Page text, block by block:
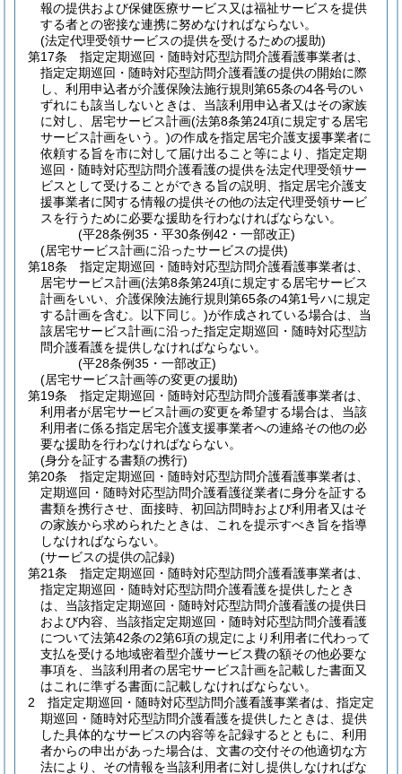
報の提供および保健医療サービス又は福祉サービスを提供
する者との密接な連携に努めなければならない。
(法定代理受領サービスの提供を受けるための援助)
第17条
指定定期巡回・随時対応型訪問介護看護事業者は、
指定定期巡回・随時対応型訪問介護看護の提供の開始に際
し、利用申込者が介護保険法施行規則第65条の4各号のい
ずれにも該当しないときは、当該利用申込者又はその家族
に対し、居宅サービス計画(法第8条第24項に規定する居宅
サービス計画をいう。)の作成を指定居宅介護支援事業者に
依頼する旨を市に対して届け出ること等により、指定定期
巡回・随時対応型訪問介護看護の提供を法定代理受領サー
ビスとして受けることができる旨の説明、指定居宅介護支
援事業者に関する情報の提供その他の法定代理受領サービ
スを行うために必要な援助を行わなければならない。
(平28条例35・平30条例42・一部改正)
(居宅サービス計画に沿ったサービスの提供)
第18条
指定定期巡回・随時対応型訪問介護看護事業者は、
居宅サービス計画(法第8条第24項に規定する居宅サービス
計画をいい、介護保険法施行規則第65条の4第1号ハに規定
する計画を含む。以下同じ。)が作成されている場合は、当
該居宅サービス計画に沿った指定定期巡回・随時対応型訪
問介護看護を提供しなければならない。
(平28条例35・一部改正)
(居宅サービス計画等の変更の援助)
第19条
指定定期巡回・随時対応型訪問介護看護事業者は、
利用者が居宅サービス計画の変更を希望する場合は、当該
利用者に係る指定居宅介護支援事業者への連絡その他の必
要な援助を行わなければならない。
(身分を証する書類の携行)
第20条
指定定期巡回・随時対応型訪問介護看護事業者は、
定期巡回・随時対応型訪問介護看護従業者に身分を証する
書類を携行させ、面接時、初回訪問時および利用者又はそ
の家族から求められたときは、これを提示すべき旨を指導
しなければならない。
(サービスの提供の記録)
第21条
指定定期巡回・随時対応型訪問介護看護事業者は、
指定定期巡回・随時対応型訪問介護看護を提供したとき
は、当該指定定期巡回・随時対応型訪問介護看護の提供日
および内容、当該指定定期巡回・随時対応型訪問介護看護
について法第42条の2第6項の規定により利用者に代わって
支払を受ける地域密着型介護サービス費の額その他必要な
事項を、当該利用者の居宅サービス計画を記載した書面又
はこれに準ずる書面に記載しなければならない。
2
指定定期巡回・随時対応型訪問介護看護事業者は、指定定
期巡回・随時対応型訪問介護看護を提供したときは、提供
した具体的なサービスの内容等を記録するとともに、利用
者からの申出があった場合は、文書の交付その他適切な方
法により、その情報を当該利用者に対し提供しなければな